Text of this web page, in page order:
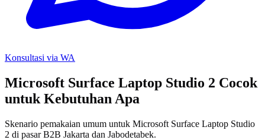
Konsultasi via WA
Microsoft Surface Laptop Studio 2 Cocok
untuk Kebutuhan Apa
Skenario pemakaian umum untuk Microsoft Surface Laptop Studio
2 di pasar B2B Jakarta dan Jabodetabek.